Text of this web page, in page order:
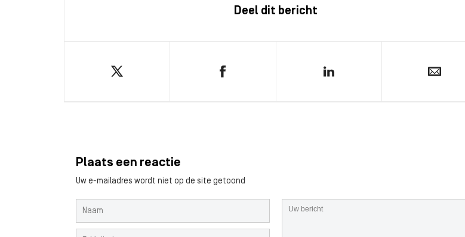
Deel dit bericht
Plaats een reactie
Uw e-mailadres wordt niet op de site getoond